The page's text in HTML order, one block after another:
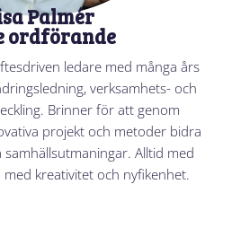
Palmér
ordförande
ledare med många års
verksamhets- och
Brinner för att genom
projekt och metoder bidra
Alltid med
kreativitet och nyfikenhet.